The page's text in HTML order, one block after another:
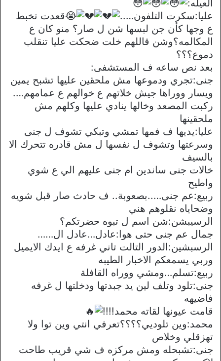
العيله:
عليا:سكرت التلفون…..
قعدت تخبط
ع وجها كأن جن لبسها شن ل صار؟ منو كان ع
المكالمه؟وشن قاللهم خلت ضحكت عليا تنقلب
دموع؟؟؟
بعد نص ساعه ف المستشفى:
جنى:تجري ودموعها مش ملحقين عليها تشبح يمين
ويسار ووراها جيش خلاتهم ع خوالهم ع عمامهم….
ركبت المصعد وخالها ينادي عليها وكلهم مش
ملحقينها
عليا:يديها ف فمها تمشي وتبكي تشوف ل جنى
وسرعتها وتشوف ل نفسها ل مش قادره تتحرك الا
بالسيف
خالات جنى ساندين ام جنى عليهم الي ع شوي
واطيح
ربيع:عم جنى…..بصعوبة.. ف حادث صار قبل شويه
وضحاياه نقلوهم هني
الرسيبشن:شن اسم ل تبوه حضرتكم؟
جمال عم جنى حتى هوا:عادل…عادل ال……
الرسبشين:الدور التالت تاني غرفه ع ايدك الايميل
وربي يسمعكم الاخبار الطيبه
ربيع:تسلم…ومشي ووراه القافلة
جنى:تلود وتلف لين يد جبدتها ودخلتها ل غرفه
فاضيهه
قامت عيونها لقاته محمد!!!!
محمد:وين تلوديي؟؟؟؟تعرفي انتي وين توا ولا
تهزقلي وخلاص
جنى:تشبحله ومش مركزه ف شي قريب طاحت